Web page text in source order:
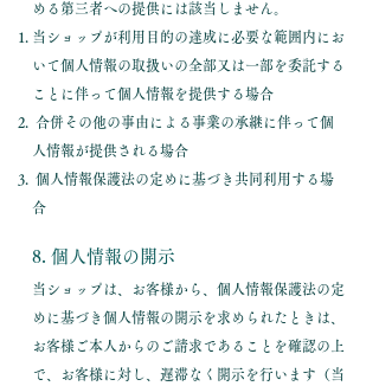
める第三者への提供には該当しません。
当ショップが利用目的の達成に必要な範囲内にお
いて個人情報の取扱いの全部又は一部を委託する
ことに伴って個人情報を提供する場合
合併その他の事由による事業の承継に伴って個
人情報が提供される場合
個人情報保護法の定めに基づき共同利用する場
合
8. 個人情報の開示
当ショップは、お客様から、個人情報保護法の定
めに基づき個人情報の開示を求められたときは、
お客様ご本人からのご請求であることを確認の上
で、お客様に対し、遅滞なく開示を行います（当